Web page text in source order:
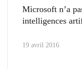
Microsoft n’a
intelligences
19 avril 2016